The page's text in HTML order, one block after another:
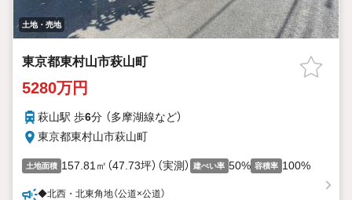
土地・売地
東京都東村山市萩山町
5280万円
萩山駅 歩6分 （多摩湖線など）
東京都東村山市萩山町
土地面積 157.81㎡（47.73坪）（実測） 建ぺい率 50% 容積率 100%
◆北西・北東角地（公道×公道）